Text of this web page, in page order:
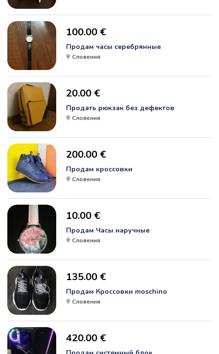
100.00 €
Продам часы серебрянные
Словения
20.00 €
Продать рюкзак без дефектов
Словения
200.00 €
Продам кроссовки
Словения
10.00 €
Продам Часы наручные
Словения
135.00 €
Продам Кроссовки moschino
Словения
420.00 €